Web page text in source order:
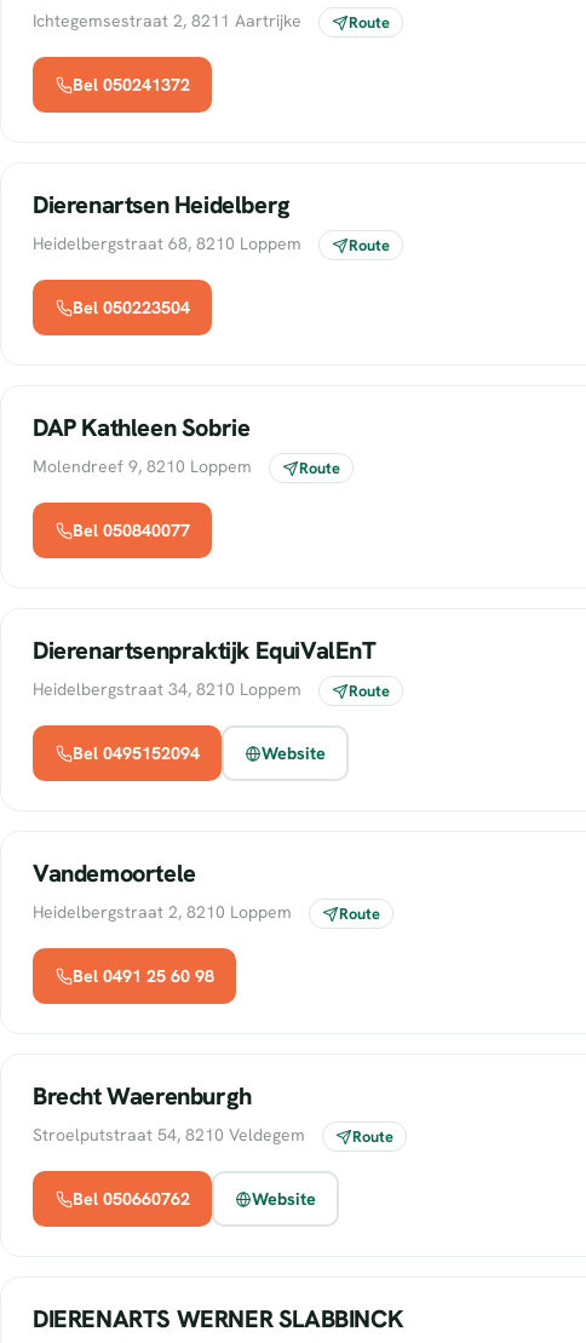
Ichtegemsestraat 2, 8211 Aartrijke Route
Bel 050241372
Dierenartsen Heidelberg
Heidelbergstraat 68, 8210 Loppem Route
Bel 050223504
DAP Kathleen Sobrie
Molendreef 9, 8210 Loppem Route
Bel 050840077
Dierenartsenpraktijk EquiValEnT
Heidelbergstraat 34, 8210 Loppem Route
Bel 0495152094 Website
Vandemoortele
Heidelbergstraat 2, 8210 Loppem Route
Bel 0491 25 60 98
Brecht Waerenburgh
Stroelputstraat 54, 8210 Veldegem Route
Bel 050660762 Website
DIERENARTS WERNER SLABBINCK